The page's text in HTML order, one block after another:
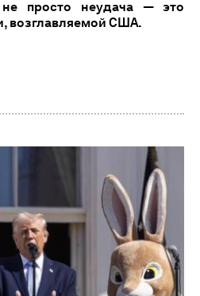
просто неудача — это
возглавляемой США.